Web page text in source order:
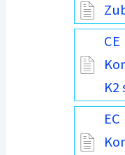
CE
K2
EC